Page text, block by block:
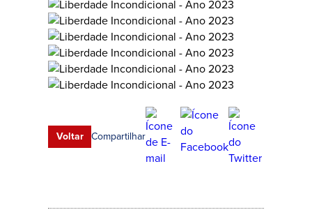
Voltar Compartilhar